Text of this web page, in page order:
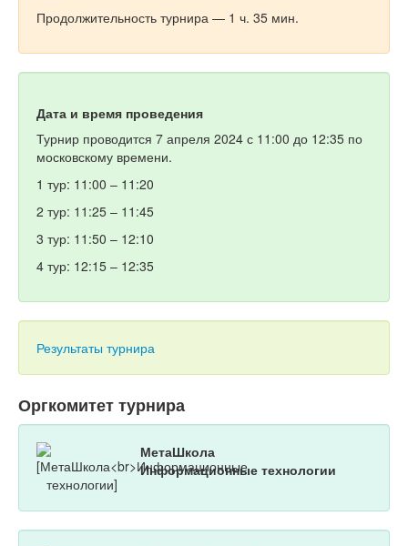
Продолжительность турнира — 1 ч. 35 мин.
Дата и время проведения
Турнир проводится 7 апреля 2024 с 11:00 до 12:35 по
московскому времени.
1 тур: 11:00 – 11:20
2 тур: 11:25 – 11:45
3 тур: 11:50 – 12:10
4 тур: 12:15 – 12:35
Результаты турнира
Оргкомитет турнира
МетаШкола
Информационные технологии